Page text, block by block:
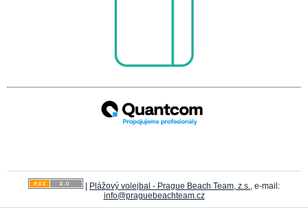
Plážový volejbal - Prague Beach Team, z.s., e-mail:
info@praguebeachteam.cz